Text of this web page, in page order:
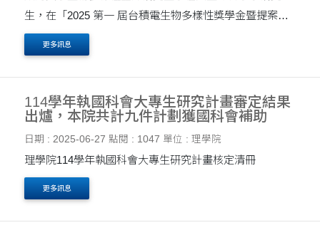
生，在「2025 第一 屆台積電生物多樣性獎學金暨提案
獎」中表現亮眼，共榮獲菁英獎優等 1 項與 入選 3 項佳
績。 根據主辦單位台積電公告，全國共有 16 件作品獲得
菁....
更多訊息
114學年執國科會大專生研究計畫審定結果
出爐，本院共計九件計劃獲國科會補助
日期 : 2025-06-27 點閱 : 1047 單位 : 理學院
理學院114學年執國科會大專生研究計畫核定清冊
更多訊息